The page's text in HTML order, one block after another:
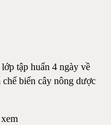
tập huấn 4 ngày về
biến cây nông dược